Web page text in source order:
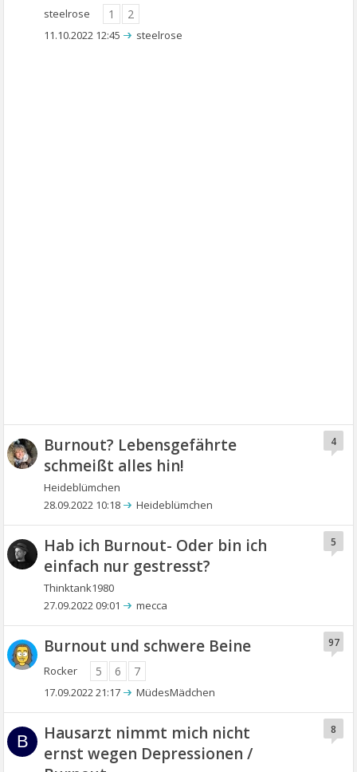
steelrose 1 2
11.10.2022 12:45 steelrose
Burnout? Lebensgefährte
schmeißt alles hin!
Heideblümchen
4
28.09.2022 10:18 Heideblümchen
Hab ich Burnout- Oder bin ich
einfach nur gestresst?
Thinktank1980
5
27.09.2022 09:01 mecca
Burnout und schwere Beine
Rocker 5 6 7
97
17.09.2022 21:17 MüdesMädchen
B
Hausarzt nimmt mich nicht
ernst wegen Depressionen /
8